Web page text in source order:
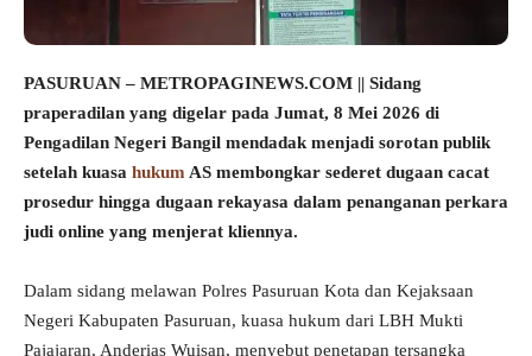
PASURUAN – METROPAGINEWS.COM || Sidang
praperadilan yang digelar pada Jumat, 8 Mei 2026 di
Pengadilan Negeri Bangil mendadak menjadi sorotan publik
setelah kuasa hukum AS membongkar sederet dugaan cacat
prosedur hingga dugaan rekayasa dalam penanganan perkara
judi online yang menjerat kliennya.
Dalam sidang melawan Polres Pasuruan Kota dan Kejaksaan
Negeri Kabupaten Pasuruan, kuasa hukum dari LBH Mukti
Pajajaran, Anderias Wuisan, menyebut penetapan tersangka